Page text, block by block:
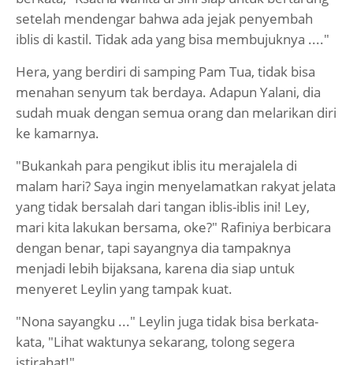
setelah mendengar bahwa ada jejak penyembah
iblis di kastil. Tidak ada yang bisa membujuknya ...."
Hera, yang berdiri di samping Pam Tua, tidak bisa
menahan senyum tak berdaya. Adapun Yalani, dia
sudah muak dengan semua orang dan melarikan diri
ke kamarnya.
"Bukankah para pengikut iblis itu merajalela di
malam hari? Saya ingin menyelamatkan rakyat jelata
yang tidak bersalah dari tangan iblis-iblis ini! Ley,
mari kita lakukan bersama, oke?" Rafiniya berbicara
dengan benar, tapi sayangnya dia tampaknya
menjadi lebih bijaksana, karena dia siap untuk
menyeret Leylin yang tampak kuat.
"Nona sayangku ..." Leylin juga tidak bisa berkata-
kata, "Lihat waktunya sekarang, tolong segera